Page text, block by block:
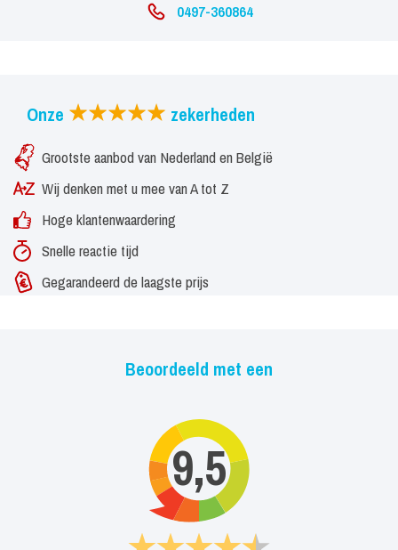
0497-360864
Onze zekerheden
Grootste aanbod van Nederland en België
Wij denken met u mee van A tot Z
Hoge klantenwaardering
Snelle reactie tijd
Gegarandeerd de laagste prijs
Beoordeeld met een
9,5